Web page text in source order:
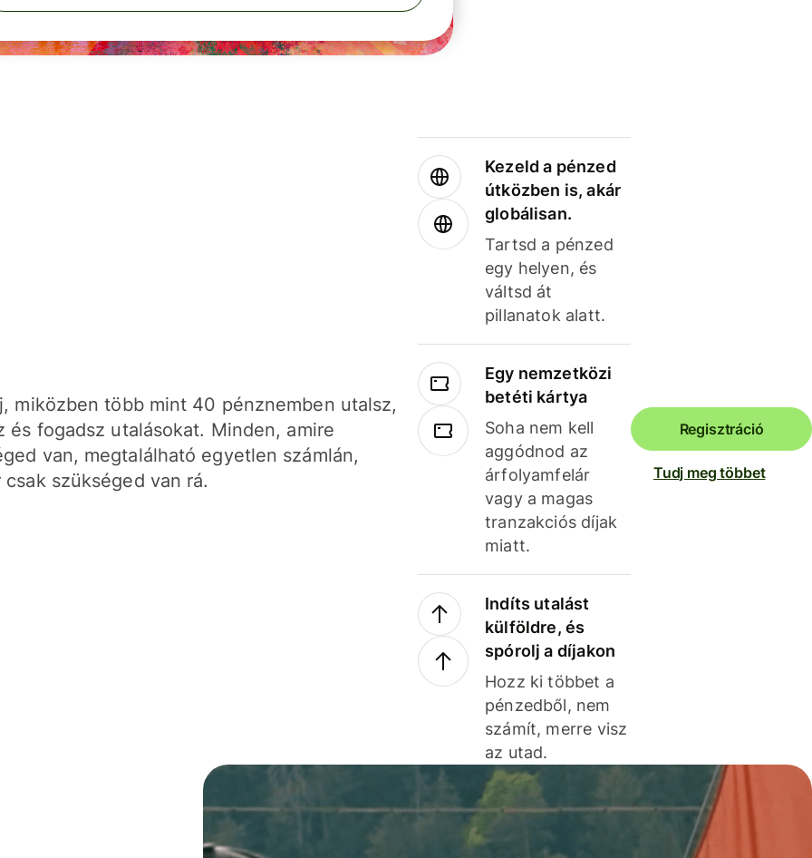
miközben több mint 40 pénznemben utalsz,
és fogadsz utalásokat. Minden, amire
van, megtalálható egyetlen számlán,
csak szükséged van rá.
Kezeld a pénzed
útközben is, akár
globálisan.
Tartsd a pénzed
egy helyen, és
váltsd át
pillanatok alatt.
Egy nemzetközi
betéti kártya
Soha nem kell
aggódnod az
árfolyamfelár
vagy a magas
tranzakciós díjak
miatt.
Indíts utalást
külföldre, és
spórolj a díjakon
Hozz ki többet a
pénzedből, nem
számít, merre visz
az utad.
Regisztráció
Tudj meg többet